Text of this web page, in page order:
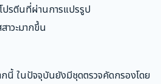
ปรตีนที่ผ่านการแปรรูป
าวะมากขึ้น
กนี้ ในปัจจุบันยังมีชุดตรวจคัดกรองโดย